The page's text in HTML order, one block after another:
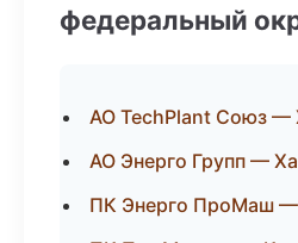
федеральный
АО TechPlant Союз —
АО Энерго Групп —
ПК Энерго ПроМаш —